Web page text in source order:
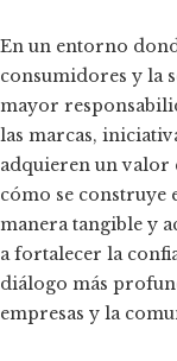
En un entorno
consumidores y la
mayor
las marcas,
adquieren un valor
cómo se construye
manera tangible y
a fortalecer la
diálogo más
empresas y la